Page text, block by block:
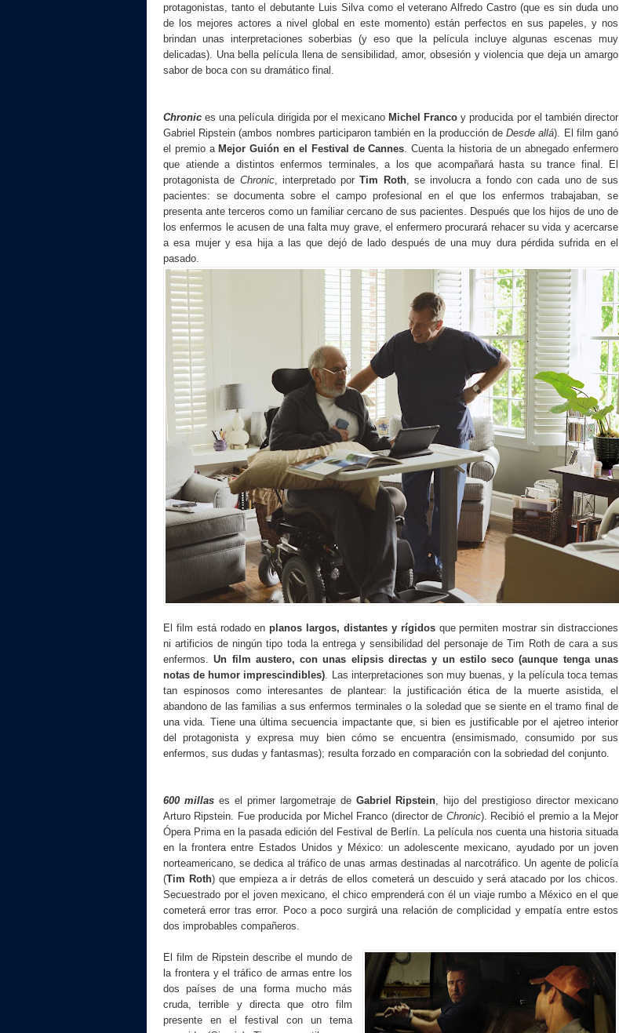
protagonistas, tanto el debutante Luis Silva como el veterano Alfredo Castro (que es sin duda uno
de los mejores actores a nivel global en este momento) están perfectos en sus papeles, y nos
brindan unas interpretaciones soberbias (y eso que la película incluye algunas escenas muy
delicadas). Una bella película llena de sensibilidad, amor, obsesión y violencia que deja un amargo
sabor de boca con su dramático final.
Chronices una película dirigida por el mexicanoMichel Franco y producida por el también director
Gabriel Ripstein (ambos nombres participaron también en la producción deDesde allá). El film ganó
el premio aMejor Guión en el Festival de Cannes . Cuenta la historia de un abnegado enfermero
que atiende a distintos enfermos terminales, a los que acompañará hasta su trance final. El
protagonista de Chronic, interpretado porTim Roth, se involucra a fondo con cada uno de sus
pacientes: se documenta sobre el campo profesional en el que los enfermos trabajaban, se
presenta ante terceros como un familiar cercano de sus pacientes. Después que los hijos de uno de
los enfermos le acusen de una falta muy grave, el enfermero procurará rehacer su vida y acercarse
a esa mujer y esa hija a las que dejó de lado después de una muy dura pérdida sufrida en el
pasado.
El film está rodado en planos largos, distantes y rígidosque permiten mostrar sin distracciones
ni artificios de ningún tipo toda la entrega y sensibilidad del personaje de Tim Roth de cara a sus
enfermos.Un film austero, con unas elipsis directas y un estilo seco (aunque tenga unas
notas de humor imprescindibles) . Las interpretaciones son muy buenas, y la película toca temas
tan espinosos como interesantes de plantear: la justificación ética de la muerte asistida, el
abandono de las familias a sus enfermos terminales o la soledad que se siente en el tramo final de
una vida. Tiene una última secuencia impactante que, si bien es justificable por el ajetreo interior
del protagonista y expresa muy bien cómo se encuentra (ensimismado, consumido por sus
enfermos, sus dudas y fantasmas); resulta forzado en comparación con la sobriedad del conjunto.
600 millas es el primer largometraje de Gabriel Ripstein , hijo del prestigioso director mexicano
Arturo Ripstein. Fue producida por Michel Franco (director de Chronic). Recibió el premio a la Mejor
Ópera Prima en la pasada edición del Festival de Berlín. La película nos cuenta una historia situada
en la frontera entre Estados Unidos y México: un adolescente mexicano, ayudado por un joven
norteamericano, se dedica al tráfico de unas armas destinadas al narcotráfico. Un agente de policía
(Tim Roth) que empieza a ir detrás de ellos cometerá un descuido y será atacado por los chicos.
Secuestrado por el joven mexicano, el chico emprenderá con él un viaje rumbo a México en el que
cometerá error tras error. Poco a poco surgirá una relación de complicidad y empatía entre estos
dos improbables compañeros.
El film de Ripstein describe el mundo de
la frontera y el tráfico de armas entre los
dos países de una forma mucho más
cruda, terrible y directa que otro film
presente en el festival con un tema